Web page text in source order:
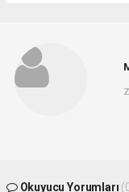
Okuyucu Yorumları